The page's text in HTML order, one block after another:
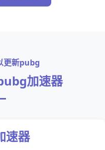
更新pubg
加速器
速器